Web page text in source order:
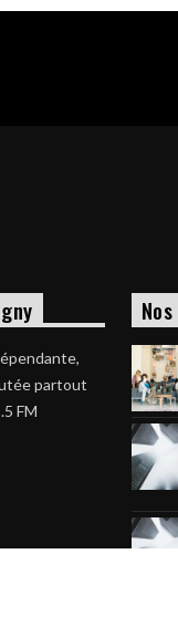
partout
FM